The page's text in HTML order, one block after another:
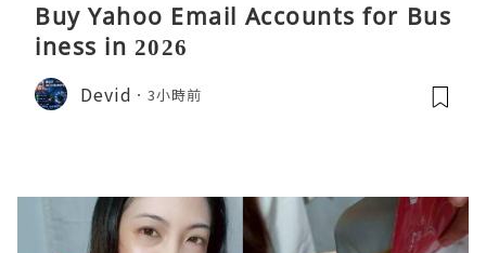
Buy Yahoo Email Accounts for Bus
iness in 2026
Devid 3小時前